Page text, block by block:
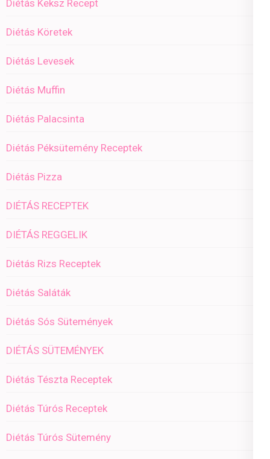
Diétás Keksz Recept
Diétás Köretek
Diétás Levesek
Diétás Muffin
Diétás Palacsinta
Diétás Péksütemény Receptek
Diétás Pizza
DIÉTÁS RECEPTEK
DIÉTÁS REGGELIK
Diétás Rizs Receptek
Diétás Saláták
Diétás Sós Sütemények
DIÉTÁS SÜTEMÉNYEK
Diétás Tészta Receptek
Diétás Túrós Receptek
Diétás Túrós Sütemény